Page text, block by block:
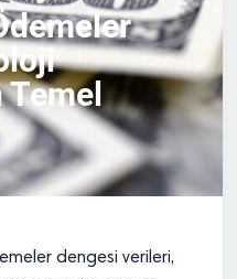
Temel
dengesi verileri,